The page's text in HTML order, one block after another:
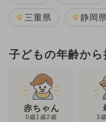
三重県 静岡
子どもの年齢から
赤ちゃん
0歳1歳2歳 3